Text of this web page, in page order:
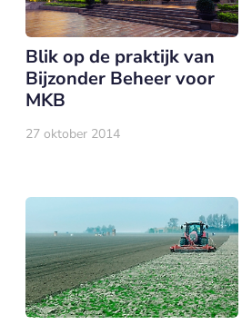
Blik op de praktijk van
Bijzonder Beheer voor
MKB
27 oktober 2014